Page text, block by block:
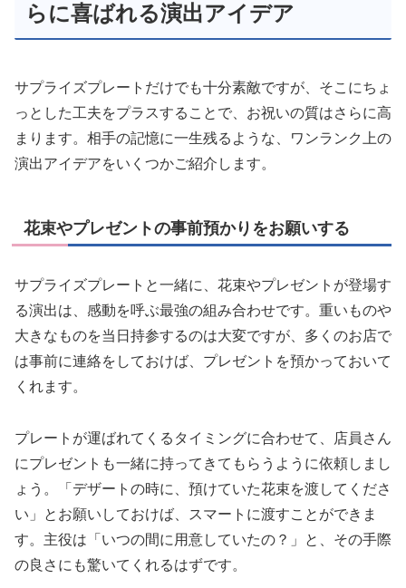
らに喜ばれる演出アイデア
サプライズプレートだけでも十分素敵ですが、そこにちょ
っとした工夫をプラスすることで、お祝いの質はさらに高
まります。相手の記憶に一生残るような、ワンランク上の
演出アイデアをいくつかご紹介します。
花束やプレゼントの事前預かりをお願いする
サプライズプレートと一緒に、花束やプレゼントが登場す
る演出は、感動を呼ぶ最強の組み合わせです。重いものや
大きなものを当日持参するのは大変ですが、多くのお店で
は事前に連絡をしておけば、プレゼントを預かっておいて
くれます。
プレートが運ばれてくるタイミングに合わせて、店員さん
にプレゼントも一緒に持ってきてもらうように依頼しまし
ょう。「デザートの時に、預けていた花束を渡してくださ
い」とお願いしておけば、スマートに渡すことができま
す。主役は「いつの間に用意していたの？」と、その手際
の良さにも驚いてくれるはずです。